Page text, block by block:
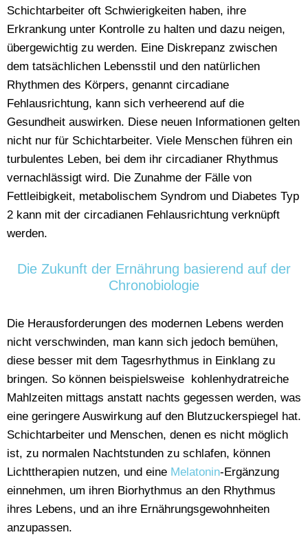
Schichtarbeiter oft Schwierigkeiten haben, ihre
Erkrankung unter Kontrolle zu halten und dazu neigen,
übergewichtig zu werden. Eine Diskrepanz zwischen
dem tatsächlichen Lebensstil und den natürlichen
Rhythmen des Körpers, genannt circadiane
Fehlausrichtung, kann sich verheerend auf die
Gesundheit auswirken. Diese neuen Informationen gelten
nicht nur für Schichtarbeiter. Viele Menschen führen ein
turbulentes Leben, bei dem ihr circadianer Rhythmus
vernachlässigt wird. Die Zunahme der Fälle von
Fettleibigkeit, metabolischem Syndrom und Diabetes Typ
2 kann mit der circadianen Fehlausrichtung verknüpft
werden.
Die Zukunft der Ernährung basierend auf der
Chronobiologie
Die Herausforderungen des modernen Lebens werden
nicht verschwinden, man kann sich jedoch bemühen,
diese besser mit dem Tagesrhythmus in Einklang zu
bringen. So können beispielsweise kohlenhydratreiche
Mahlzeiten mittags anstatt nachts gegessen werden, was
eine geringere Auswirkung auf den Blutzuckerspiegel hat.
Schichtarbeiter und Menschen, denen es nicht möglich
ist, zu normalen Nachtstunden zu schlafen, können
Lichttherapien nutzen, und eine Melatonin-Ergänzung
einnehmen, um ihren Biorhythmus an den Rhythmus
ihres Lebens, und an ihre Ernährungsgewohnheiten
anzupassen.